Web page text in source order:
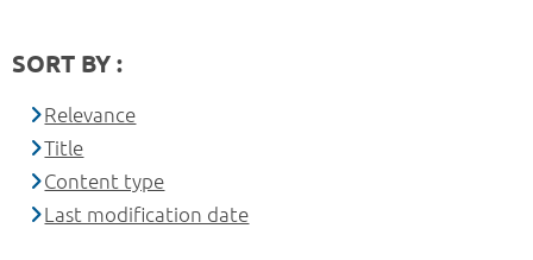
SORT BY :
Relevance
Title
Content type
Last modification date